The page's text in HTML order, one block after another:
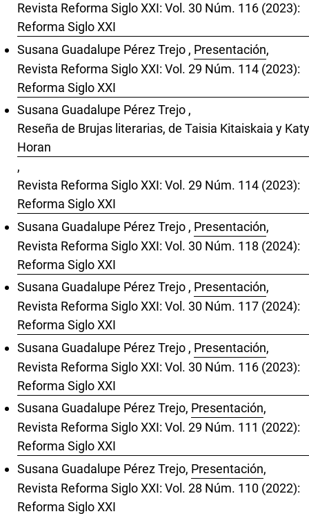
Revista Reforma Siglo XXI: Vol. 30 Núm. 116 (2023):
Reforma Siglo XXI
Susana Guadalupe Pérez Trejo , Presentación,
Revista Reforma Siglo XXI: Vol. 29 Núm. 114 (2023):
Reforma Siglo XXI
Susana Guadalupe Pérez Trejo ,
Reseña de Brujas literarias, de Taisia Kitaiskaia y Katy
Horan
,
Revista Reforma Siglo XXI: Vol. 29 Núm. 114 (2023):
Reforma Siglo XXI
Susana Guadalupe Pérez Trejo , Presentación,
Revista Reforma Siglo XXI: Vol. 30 Núm. 118 (2024):
Reforma Siglo XXI
Susana Guadalupe Pérez Trejo , Presentación,
Revista Reforma Siglo XXI: Vol. 30 Núm. 117 (2024):
Reforma Siglo XXI
Susana Guadalupe Pérez Trejo , Presentación,
Revista Reforma Siglo XXI: Vol. 30 Núm. 116 (2023):
Reforma Siglo XXI
Susana Guadalupe Pérez Trejo, Presentación,
Revista Reforma Siglo XXI: Vol. 29 Núm. 111 (2022):
Reforma Siglo XXI
Susana Guadalupe Pérez Trejo, Presentación,
Revista Reforma Siglo XXI: Vol. 28 Núm. 110 (2022):
Reforma Siglo XXI